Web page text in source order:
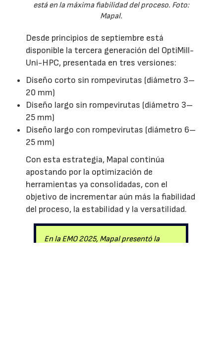
está en la máxima fiabilidad del proceso. Foto:
Mapal.
Desde principios de septiembre está
disponible la tercera generación del OptiMill-
Uni-HPC, presentada en tres versiones:
Diseño corto sin rompevirutas (diámetro 3–
20 mm)
Diseño largo sin rompevirutas (diámetro 3–
25 mm)
Diseño largo con rompevirutas (diámetro 6–
25 mm)
Con esta estrategia, Mapal continúa
apostando por la optimización de
herramientas ya consolidadas, con el
objetivo de incrementar aún más la fiabilidad
del proceso, la estabilidad y la versatilidad.
En la EMO 2025, Mapal presentó la